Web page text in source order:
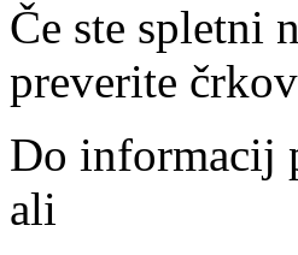
Če ste spletni
preverite
Do informacij
ali